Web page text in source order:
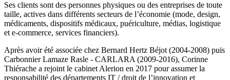
Ses clients sont des personnes physiques ou des entreprises de toute
taille, actives dans différents secteurs de l’économie (mode, design,
médicaments, dispositifs médicaux, puériculture, médias, logistique
et e-commerce, services financiers).
Après avoir été associée chez Bernard Hertz Béjot (2004-2008) puis
Carbonnier Lamaze Rasle - CARLARA (2009-2016), Corinne
Thiérache a rejoint le cabinet Alerion en 2017 pour assumer la
responsabilité des départements IT / droit de l’innovation et